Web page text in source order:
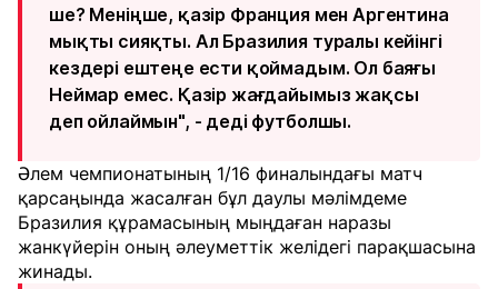
ше? Меніңше, қазір Франция мен Аргентина
мықты сияқты. Ал Бразилия туралы кейінгі
кездері ештеңе ести қоймадым. Ол баяғы
Неймар емес. Қазір жағдайымыз жақсы
деп ойлаймын", - деді футболшы.
Әлем чемпионатының 1/16 финалындағы матч
қарсаңында жасалған бұл даулы мәлімдеме
Бразилия құрамасының мыңдаған наразы
жанкүйерін оның әлеуметтік желідегі парақшасына
жинады.